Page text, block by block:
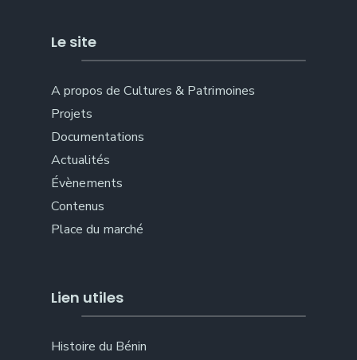
Le site
A propos de Cultures & Patrimoines
Projets
Documentations
Actualités
Évènements
Contenus
Place du marché
Lien utiles
Histoire du Bénin